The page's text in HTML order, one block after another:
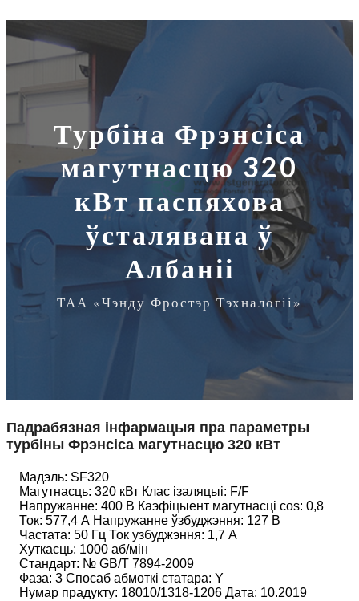
Турбіна Фрэнсіса
магутнасцю 320
кВт паспяхова
ўсталявана ў
Албаніі
ТАА «Чэнду Фростэр Тэхналогіі»
Падрабязная інфармацыя пра параметры
турбіны Фрэнсіса магутнасцю 320 кВт
Мадэль: SF320
Магутнасць: 320 кВт Клас ізаляцыі: F/F
Напружанне: 400 В Каэфіцыент магутнасці cos: 0,8
Ток: 577,4 А Напружанне ўзбуджэння: 127 В
Частата: 50 Гц Ток узбуджэння: 1,7 А
Хуткасць: 1000 аб/мін
Стандарт: № GB/T 7894-2009
Фаза: 3 Спосаб абмоткі статара: Y
Нумар прадукту: 18010/1318-1206 Дата: 10.2019